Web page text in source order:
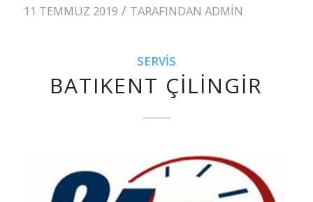
11 TEMMUZ 2019 / TARAFINDAN ADMIN
SERVIS
BATIKENT ÇILINGIR